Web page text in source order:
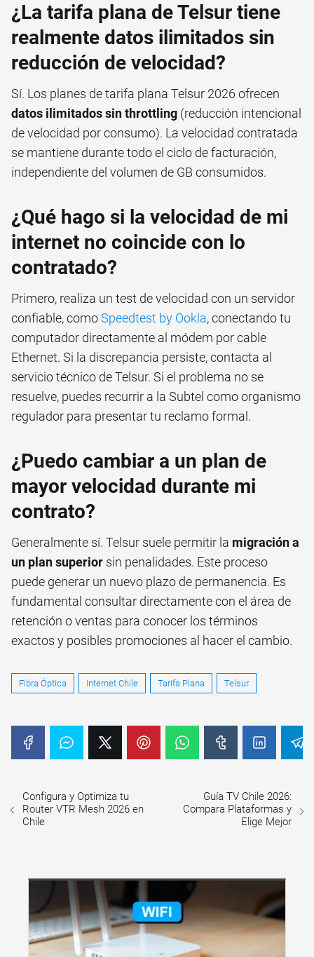
¿La tarifa plana de Telsur tiene
realmente datos ilimitados sin
reducción de velocidad?
Sí. Los planes de tarifa plana Telsur 2026 ofrecen
datos ilimitados sin throttling (reducción intencional
de velocidad por consumo). La velocidad contratada
se mantiene durante todo el ciclo de facturación,
independiente del volumen de GB consumidos.
¿Qué hago si la velocidad de mi
internet no coincide con lo
contratado?
Primero, realiza un test de velocidad con un servidor
confiable, comoSpeedtest by Ookla, conectando tu
computador directamente al módem por cable
Ethernet. Si la discrepancia persiste, contacta al
servicio técnico de Telsur. Si el problema no se
resuelve, puedes recurrir a la Subtel como organismo
regulador para presentar tu reclamo formal.
¿Puedo cambiar a un plan de
mayor velocidad durante mi
contrato?
Generalmente sí. Telsur suele permitir la migración a
un plan superior sin penalidades. Este proceso
puede generar un nuevo plazo de permanencia. Es
fundamental consultar directamente con el área de
retención o ventas para conocer los términos
exactos y posibles promociones al hacer el cambio.
Fibra Óptica Internet Chile Tarifa Plana Telsur
Configura y Optimiza tu
Router VTR Mesh 2026 en
Chile
Guía TV Chile 2026:
Compara Plataformas y
Elige Mejor